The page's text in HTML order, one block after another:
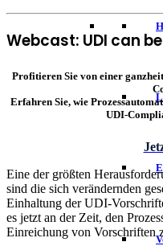
Webcast: UDI can
Profitieren Sie von einer
Erfahren Sie, wie
UDI-
Eine der größten
sind die sich verändernden
Einhaltung der UDI-
es jetzt an der Zeit, den
Einreichung von Vorschriften